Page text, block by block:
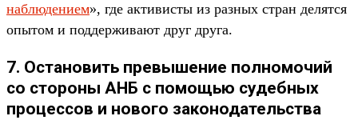
наблюдением», где активисты из разных стран делятся
опытом и поддерживают друг друга.
7. Остановить превышение полномочий
со стороны АНБ с помощью судебных
процессов и нового законодательства